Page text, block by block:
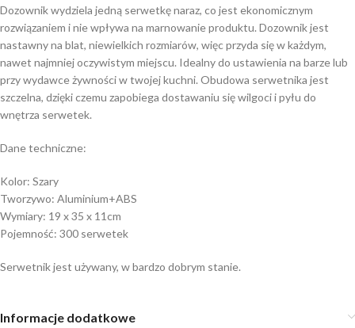
Dozownik wydziela jedną serwetkę naraz, co jest ekonomicznym
rozwiązaniem i nie wpływa na marnowanie produktu. Dozownik jest
nastawny na blat, niewielkich rozmiarów, więc przyda się w każdym,
nawet najmniej oczywistym miejscu. Idealny do ustawienia na barze lub
przy wydawce żywności w twojej kuchni. Obudowa serwetnika jest
szczelna, dzięki czemu zapobiega dostawaniu się wilgoci i pyłu do
wnętrza serwetek.
Dane techniczne:
Kolor: Szary
Tworzywo: Aluminium+ABS
Wymiary: 19 x 35 x 11cm
Pojemność: 300 serwetek
Serwetnik jest używany, w bardzo dobrym stanie.
Informacje dodatkowe